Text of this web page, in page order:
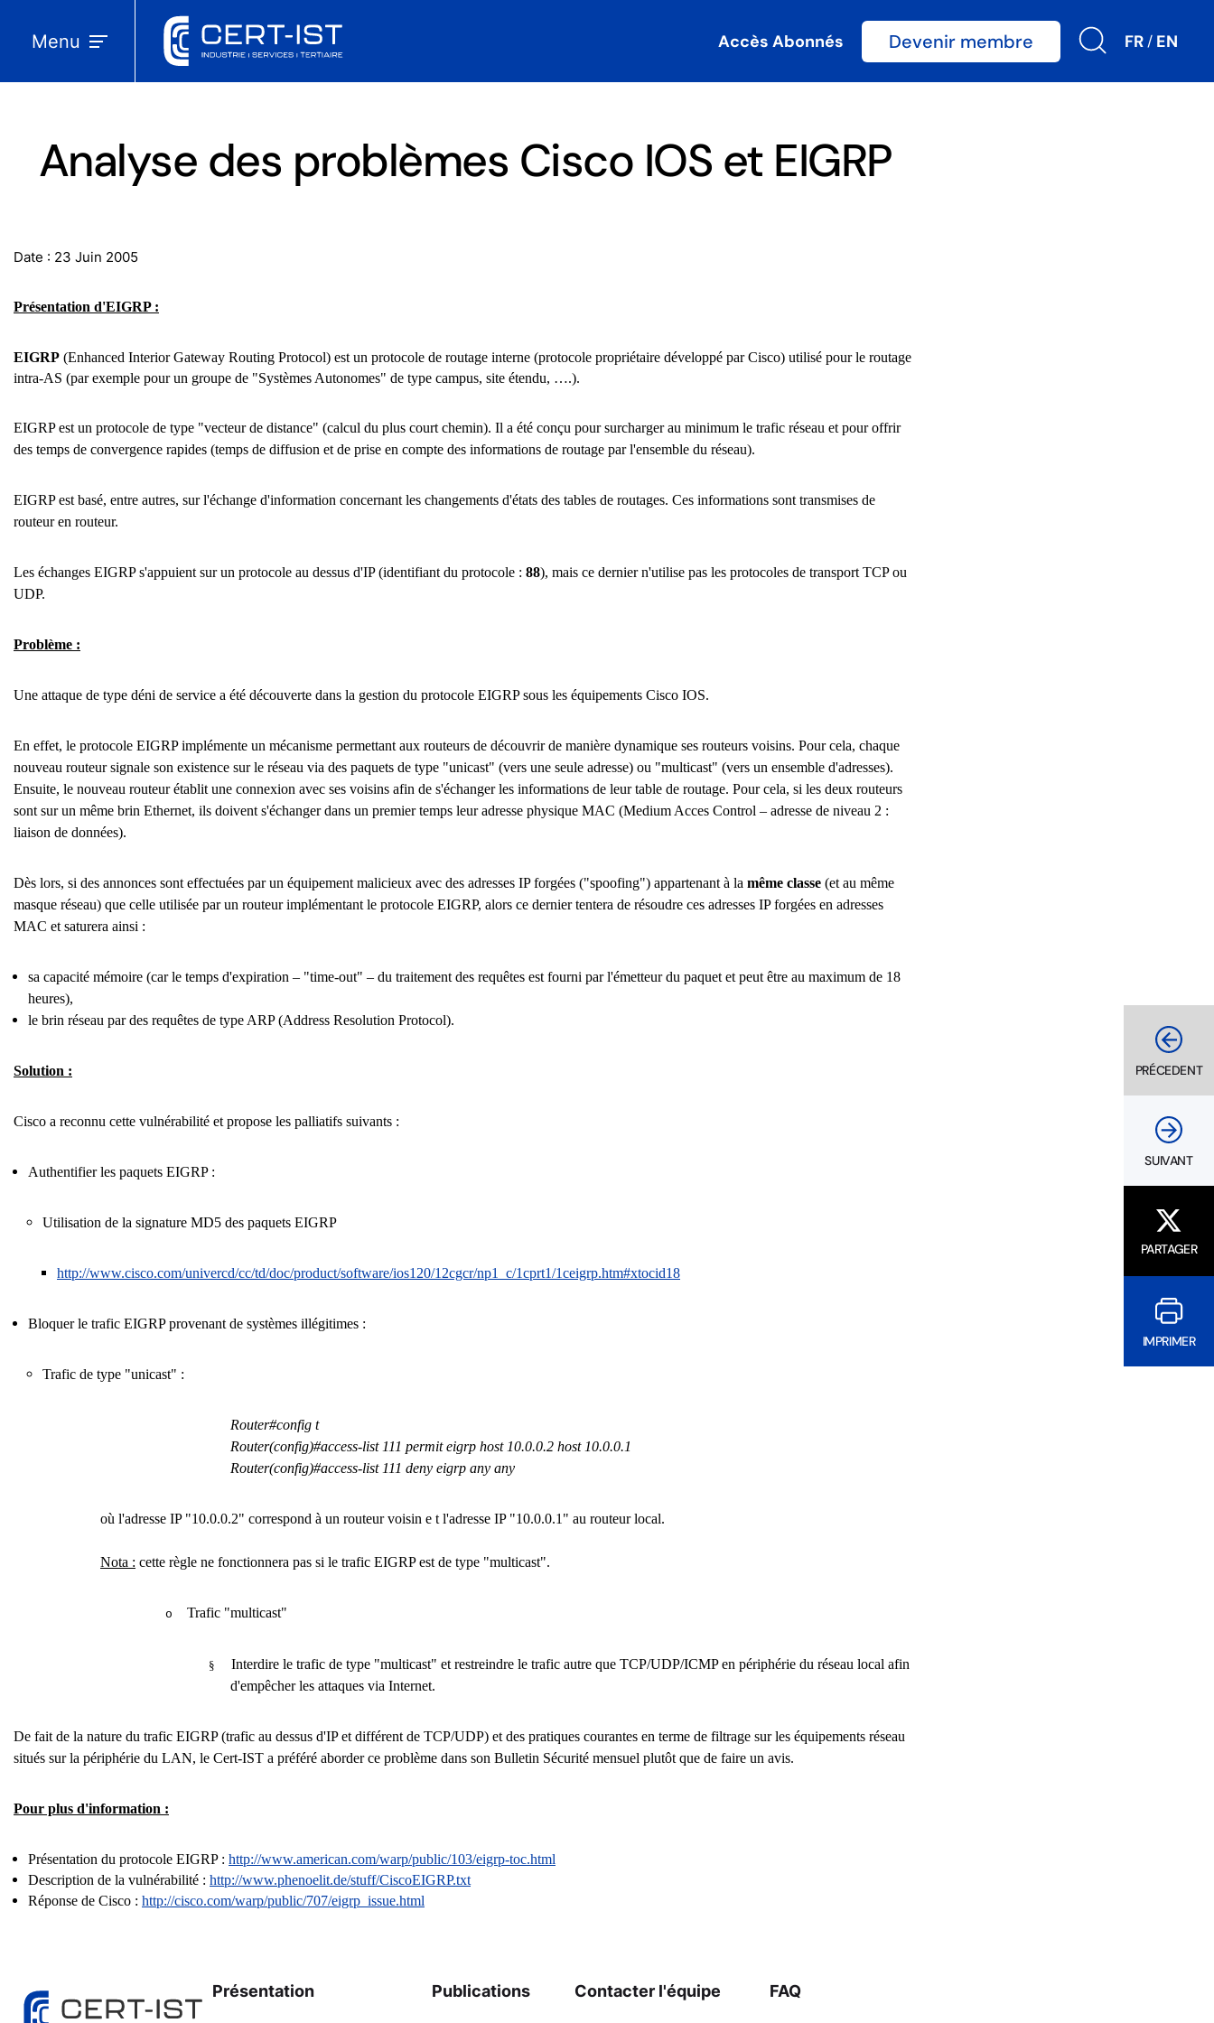
Menu Accès Abonnés Devenir membre FR / EN
Analyse des problèmes Cisco IOS et EIGRP
Date : 23 Juin 2005
Présentation d'EIGRP :
EIGRP (Enhanced Interior Gateway Routing Protocol) est un protocole de routage interne (protocole propriétaire développé par Cisco) utilisé pour le routage
intra-AS (par exemple pour un groupe de "Systèmes Autonomes" de type campus, site étendu, ….).
EIGRP est un protocole de type "vecteur de distance" (calcul du plus court chemin). Il a été conçu pour surcharger au minimum le trafic réseau et pour offrir
des temps de convergence rapides (temps de diffusion et de prise en compte des informations de routage par l'ensemble du réseau).
EIGRP est basé, entre autres, sur l'échange d'information concernant les changements d'états des tables de routages. Ces informations sont transmises de
routeur en routeur.
Les échanges EIGRP s'appuient sur un protocole au dessus d'IP (identifiant du protocole : 88), mais ce dernier n'utilise pas les protocoles de transport TCP ou
UDP.
Problème :
Une attaque de type déni de service a été découverte dans la gestion du protocole EIGRP sous les équipements Cisco IOS.
En effet, le protocole EIGRP implémente un mécanisme permettant aux routeurs de découvrir de manière dynamique ses routeurs voisins. Pour cela, chaque
nouveau routeur signale son existence sur le réseau via des paquets de type "unicast" (vers une seule adresse) ou "multicast" (vers un ensemble d'adresses).
Ensuite, le nouveau routeur établit une connexion avec ses voisins afin de s'échanger les informations de leur table de routage. Pour cela, si les deux routeurs
sont sur un même brin Ethernet, ils doivent s'échanger dans un premier temps leur adresse physique MAC (Medium Acces Control – adresse de niveau 2 :
liaison de données).
Dès lors, si des annonces sont effectuées par un équipement malicieux avec des adresses IP forgées ("spoofing") appartenant à la même classe (et au même
masque réseau) que celle utilisée par un routeur implémentant le protocole EIGRP, alors ce dernier tentera de résoudre ces adresses IP forgées en adresses
MAC et saturera ainsi :
sa capacité mémoire (car le temps d'expiration – "time-out" – du traitement des requêtes est fourni par l'émetteur du paquet et peut être au maximum de 18
heures),
le brin réseau par des requêtes de type ARP (Address Resolution Protocol).
Solution :
Cisco a reconnu cette vulnérabilité et propose les palliatifs suivants :
Authentifier les paquets EIGRP :
Utilisation de la signature MD5 des paquets EIGRP
http://www.cisco.com/univercd/cc/td/doc/product/software/ios120/12cgcr/np1_c/1cprt1/1ceigrp.htm#xtocid18
Bloquer le trafic EIGRP provenant de systèmes illégitimes :
Trafic de type "unicast" :
Router#config t
Router(config)#access-list 111 permit eigrp host 10.0.0.2 host 10.0.0.1
Router(config)#access-list 111 deny eigrp any any
où l'adresse IP "10.0.0.2" correspond à un routeur voisin e t l'adresse IP "10.0.0.1" au routeur local.
Nota : cette règle ne fonctionnera pas si le trafic EIGRP est de type "multicast".
o Trafic "multicast"
§
Interdire le trafic de type "multicast" et restreindre le trafic autre que TCP/UDP/ICMP en périphérie du réseau local afin
d'empêcher les attaques via Internet.
De fait de la nature du trafic EIGRP (trafic au dessus d'IP et différent de TCP/UDP) et des pratiques courantes en terme de filtrage sur les équipements réseau
situés sur la périphérie du LAN, le Cert-IST a préféré aborder ce problème dans son Bulletin Sécurité mensuel plutôt que de faire un avis.
Pour plus d'information :
Présentation du protocole EIGRP : http://www.american.com/warp/public/103/eigrp-toc.html
Description de la vulnérabilité : http://www.phenoelit.de/stuff/CiscoEIGRP.txt
Réponse de Cisco : http://cisco.com/warp/public/707/eigrp_issue.html
PRÉCEDENT
SUIVANT
PARTAGER
IMPRIMER
Présentation Publications Contacter l'équipe FAQ